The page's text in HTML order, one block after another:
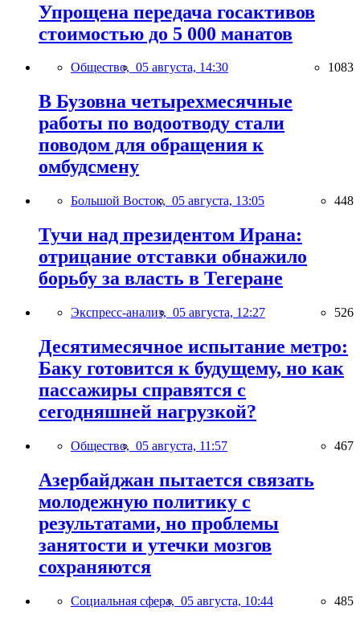
Упрощена передача госактивов
стоимостью до 5 000 манатов
Общество, 05 августа, 14:30 1083
В Бузовна четырехмесячные
работы по водоотводу стали
поводом для обращения к
омбудсмену
Большой Восток, 05 августа, 13:05 448
Тучи над президентом Ирана:
отрицание отставки обнажило
борьбу за власть в Тегеране
Экспресс-анализ, 05 августа, 12:27 526
Десятимесячное испытание метро:
Баку готовится к будущему, но как
пассажиры справятся с
сегодняшней нагрузкой?
Общество, 05 августа, 11:57 467
Азербайджан пытается связать
молодежную политику с
результатами, но проблемы
занятости и утечки мозгов
сохраняются
Социальная сфера, 05 августа, 10:44 485